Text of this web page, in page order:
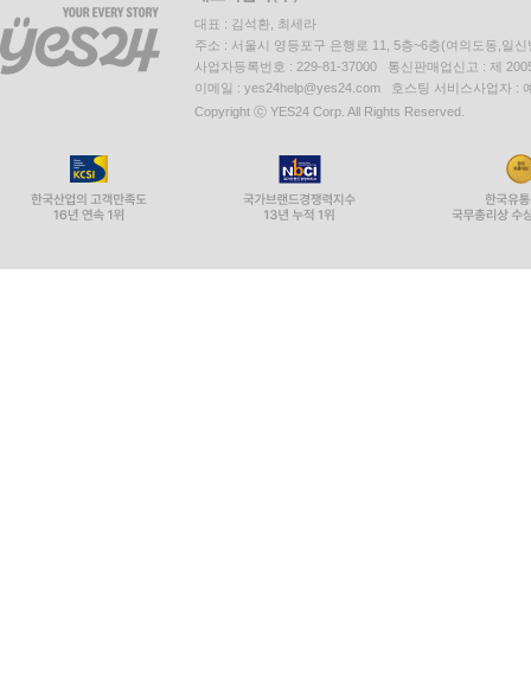
대표 : 김석환, 최세라
주소 : 서울시 영등포구 은행로 11, 5층~6층(여의도동,일신
사업자등록번호 : 229-81-37000 통신판매업신고 : 제
이메일 : yes24help@yes24.com 호스팅 서비스사업자 :
Copyright ⓒ YES24 Corp. All Rights Reserved.